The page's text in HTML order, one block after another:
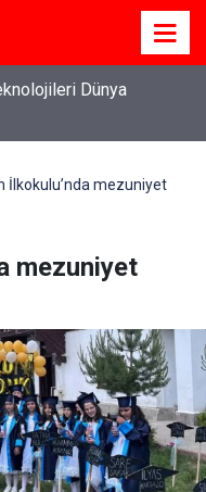
Dünya
İlkokulu’nda mezuniyet
mezuniyet